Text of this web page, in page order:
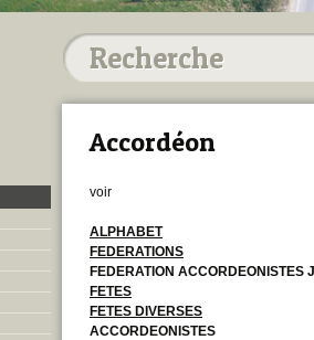
Accordéon
voir
ALPHABET
FEDERATIONS
FEDERATION ACCORDEONISTES
FETES
FETES DIVERSES
ACCORDEONISTES